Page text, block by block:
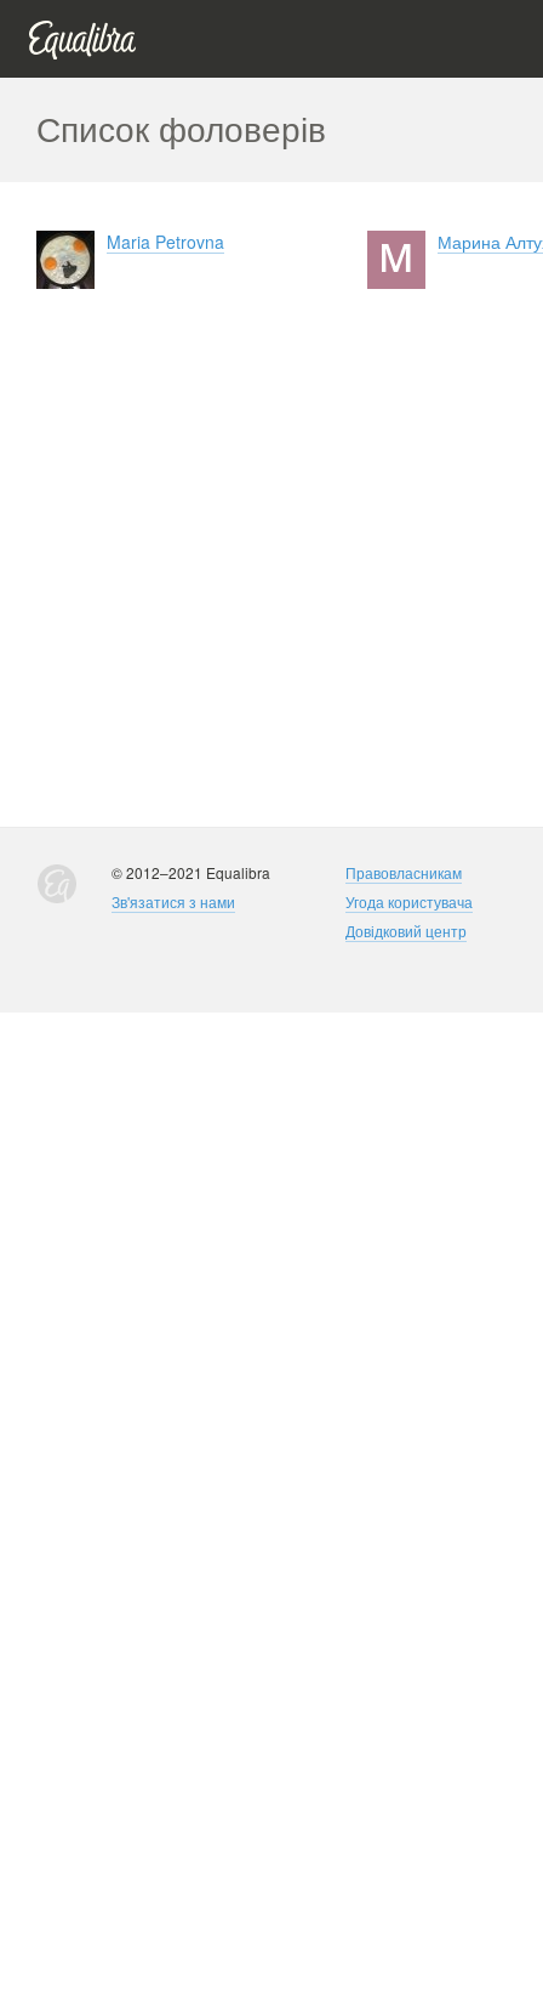
Список фоловерів
Maria Petrovna Марина
© 2012–2021 Equalibra
Зв'язатися з нами
Правовласникам
Угода користувача
Довідковий центр